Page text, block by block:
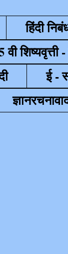
हिंदी
वी शिष्यवृत्ती
ई -